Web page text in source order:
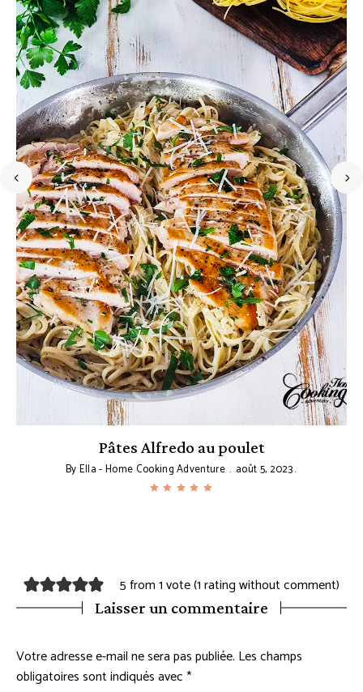
Pâtes Alfredo au poulet
ByElla - Home Cooking Adventure août 5, 2023
5 from 1 vote (1 rating without comment)
Laisser un commentaire
Votre adresse e-mail ne sera pas publiée. Les champs
obligatoires sont indiqués avec*